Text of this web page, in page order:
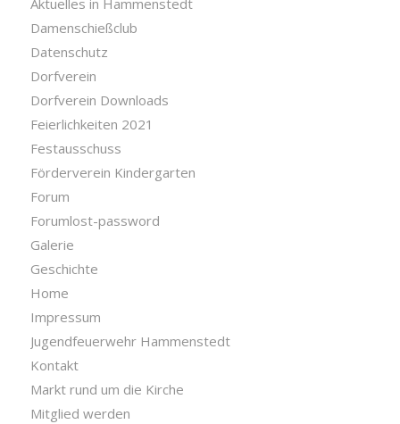
Aktuelles in Hammenstedt
Damenschießclub
Datenschutz
Dorfverein
Dorfverein Downloads
Feierlichkeiten 2021
Festausschuss
Förderverein Kindergarten
Forum
Forumlost-password
Galerie
Geschichte
Home
Impressum
Jugendfeuerwehr Hammenstedt
Kontakt
Markt rund um die Kirche
Mitglied werden